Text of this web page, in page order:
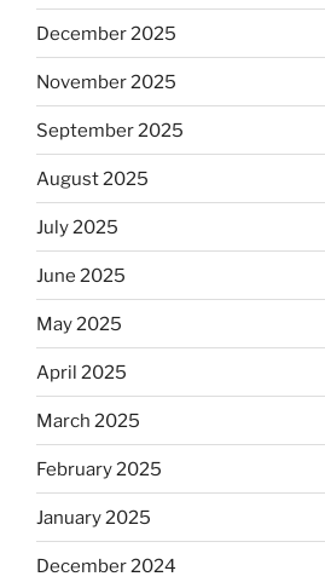
December 2025
November 2025
September 2025
August 2025
July 2025
June 2025
May 2025
April 2025
March 2025
February 2025
January 2025
December 2024